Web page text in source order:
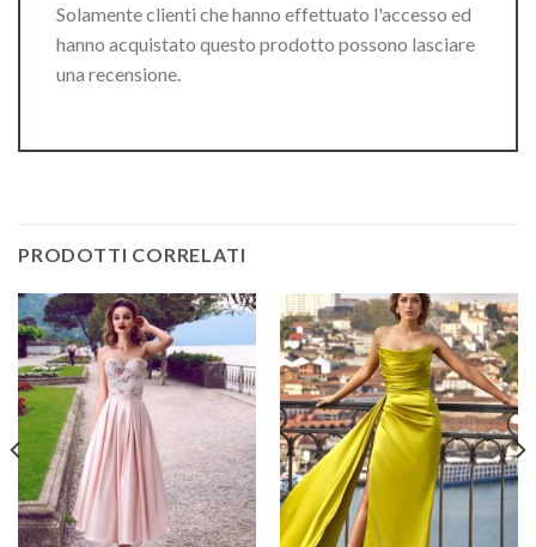
Solamente clienti che hanno effettuato l'accesso ed
hanno acquistato questo prodotto possono lasciare
una recensione.
PRODOTTI CORRELATI